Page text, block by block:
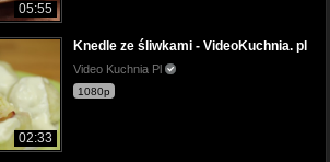
05:55
02:33
Knedle ze śliwkami - VideoKuchnia. pl
Video Kuchnia Pl
1080p